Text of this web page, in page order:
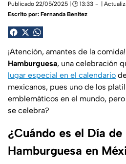
Publicado 22/05/2025 | 🕑 13:33 |
Escrito por: Fernanda Benítez
¡Atención, amantes de la
Hamburguesa, una celebración
lugar especial en el calendario
mexicanos, pues uno de los
emblemáticos en el mundo,
se celebra?
¿Cuándo es el Día de
Hamburguesa en